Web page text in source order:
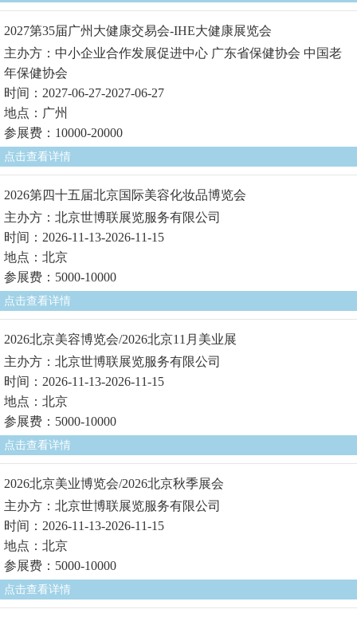
2027第35届广州大健康交易会-IHE大健康展览会
主办方：中小企业合作发展促进中心 广东省保健协会 中国老
年保健协会
时间：2027-06-27-2027-06-27
地点：广州
参展费：10000-20000
点击查看详情
2026第四十五届北京国际美容化妆品博览会
主办方：北京世博联展览服务有限公司
时间：2026-11-13-2026-11-15
地点：北京
参展费：5000-10000
点击查看详情
2026北京美容博览会/2026北京11月美业展
主办方：北京世博联展览服务有限公司
时间：2026-11-13-2026-11-15
地点：北京
参展费：5000-10000
点击查看详情
2026北京美业博览会/2026北京秋季展会
主办方：北京世博联展览服务有限公司
时间：2026-11-13-2026-11-15
地点：北京
参展费：5000-10000
点击查看详情